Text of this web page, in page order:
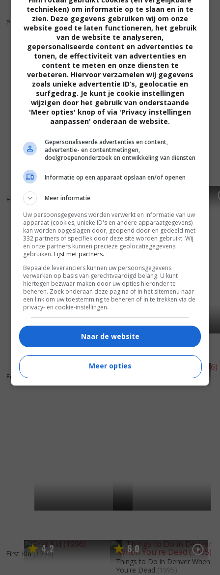
6 ,3
Paulie (1998) 6,8
Always Outnumbered (1998)
5 4
Hope Floats (1998)
Ed (1996) 6
That Thing You Do! (1996)
4,2
First Kid (1996) 6,0
Things to Do in Denver When
You're Dead (1995)
technieken) om informatie op te slaan en in te
zien. Deze gegevens gebruiken wij om onze
website goed te laten functioneren, het gebruik
van de website te analyseren,
gepersonaliseerde content en advertenties te
tonen, de effectiviteit van advertenties en
content te meten en onze diensten te
verbeteren. Hiervoor verzamelen wij gegevens
zoals unieke advertentie ID’s, geolocatie en
surfgedrag. Je kunt je cookie instellingen
wijzigen door het gebruik van onderstaande
'Meer opties' knop of via 'Privacy instellingen
aanpassen' onderaan de website.
Gepersonaliseerde advertenties en content,
advertentie- en contentmetingen,
doelgroepenonderzoek en ontwikkeling van diensten
Informatie op een apparaat opslaan en/of openen
Meer informatie
Uw persoonsgegevens worden verwerkt en informatie van uw
apparaat (cookies, unieke ID's en andere apparaatgegevens)
kan worden opgeslagen door, geopend door en gedeeld met
332 partners of specifiek door deze site worden gebruikt. Wij
en onze partners kunnen precieze geolocatiegegevens
gebruiken. Lijst met partners.
Bepaalde leveranciers kunnen uw persoonsgegevens
verwerken op basis van gerechtvaardigd belang. U kunt
hiertegen bezwaar maken door uw opties hieronder te
beheren. Zoek onderaan deze pagina of in het sitemenu naar
een link om uw toestemming te beheren of in te trekken via de
privacy- en cookie-instellingen.
Naar de website
Meer opties